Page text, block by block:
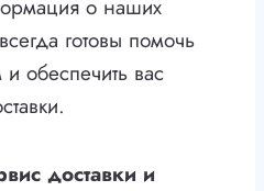
о наших
готовы помочь
обеспечить вас
доставки и